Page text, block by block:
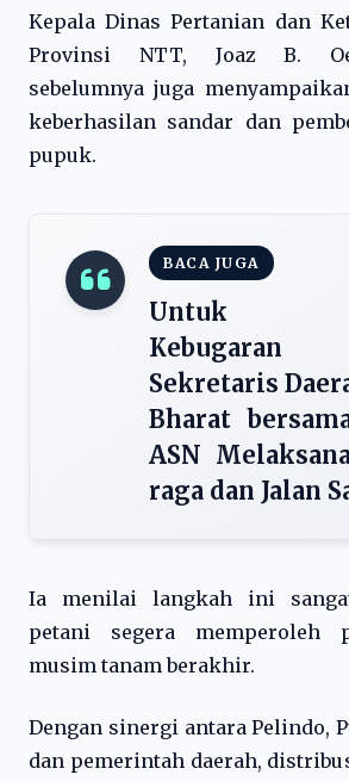
Kepala Dinas Pertanian dan
Provinsi NTT, Joaz B.
sebelumnya juga
keberhasilan sandar dan
pupuk.
BACA JUGA
Untuk
Kebugaran
Sekretaris
Bharat
ASN
raga dan Jalan
Ia menilai langkah ini
petani segera memperoleh
musim tanam berakhir.
Dengan sinergi antara Pelindo,
dan pemerintah daerah,